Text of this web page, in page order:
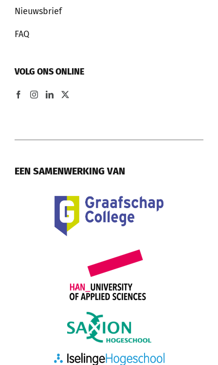
Nieuwsbrief
FAQ
VOLG ONS ONLINE
EEN SAMENWERKING VAN